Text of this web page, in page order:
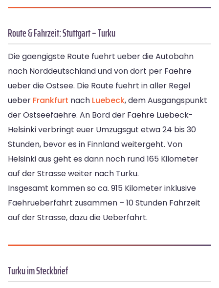
Route & Fahrzeit: Stuttgart – Turku
Die gaengigste Route fuehrt ueber die Autobahn
nach Norddeutschland und von dort per Faehre
ueber die Ostsee. Die Route fuehrt in aller Regel
ueber Frankfurt nach Luebeck, dem Ausgangspunkt
der Ostseefaehre. An Bord der Faehre Luebeck-
Helsinki verbringt euer Umzugsgut etwa 24 bis 30
Stunden, bevor es in Finnland weitergeht. Von
Helsinki aus geht es dann noch rund 165 Kilometer
auf der Strasse weiter nach Turku.
Insgesamt kommen so ca. 915 Kilometer inklusive
Faehrueberfahrt zusammen – 10 Stunden Fahrzeit
auf der Strasse, dazu die Ueberfahrt.
Turku im Steckbrief